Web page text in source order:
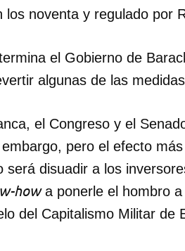
los noventa y regulado por
el Gobierno de
algunas de las
el Congreso y el
pero el efecto
será disuadir a los
howa ponerle el hombro
del Capitalismo Militar de